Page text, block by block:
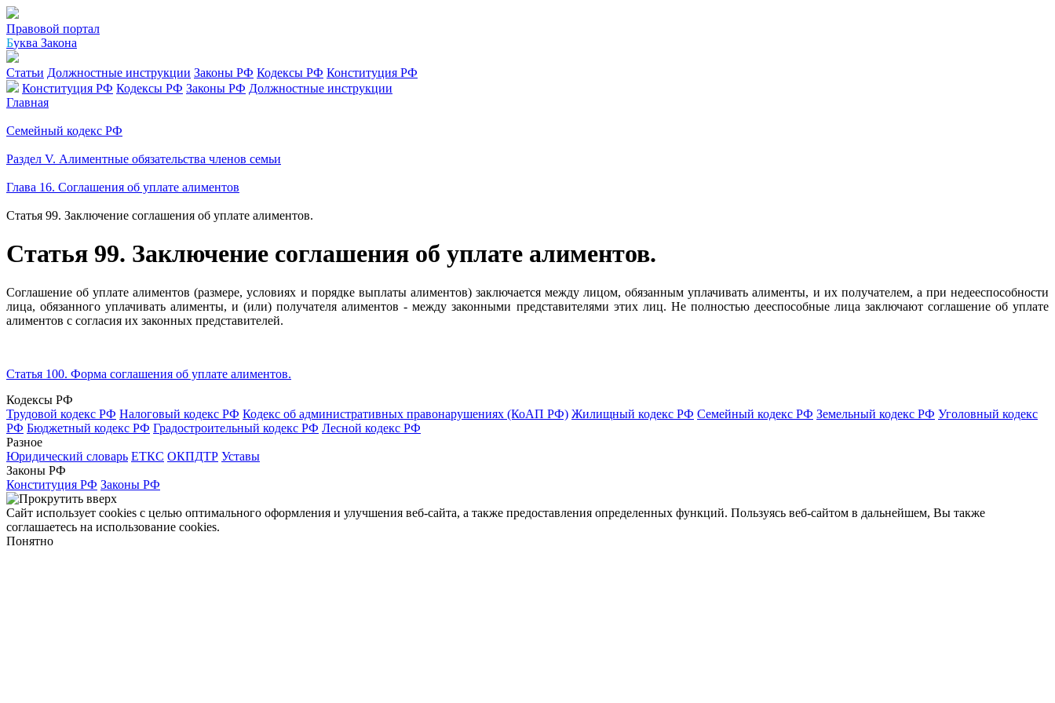
Правовой портал
Буква Закона
Статьи Должностные инструкции Законы РФ Кодексы РФ Конституция РФ
Конституция РФ Кодексы РФ Законы РФ Должностные инструкции
Главная
Семейный кодекс РФ
Раздел V. Алиментные обязательства членов семьи
Глава 16. Соглашения об уплате алиментов
Статья 99. Заключение соглашения об уплате алиментов.
Статья 99. Заключение соглашения об уплате алиментов.
Соглашение об уплате алиментов (размере, условиях и порядке выплаты алиментов) заключается между лицом, обязанным уплачивать алименты, и их получателем, а при недееспособности
лица, обязанного уплачивать алименты, и (или) получателя алиментов - между законными представителями этих лиц. Не полностью дееспособные лица заключают соглашение об уплате
алиментов с согласия их законных представителей.
Статья 100. Форма соглашения об уплате алиментов.
Кодексы РФ
Трудовой кодекс РФ Налоговый кодекс РФ Кодекс об административных правонарушениях (КоАП РФ) Жилищный кодекс РФ Семейный кодекс РФ Земельный кодекс РФ Уголовный кодекс
РФ Бюджетный кодекс РФ Градостроительный кодекс РФ Лесной кодекс РФ
Разное
Юридический словарь ЕТКС ОКПДТР Уставы
Законы РФ
Конституция РФ Законы РФ
Сайт использует cookies с целью оптимального оформления и улучшения веб-сайта, а также предоставления определенных функций. Пользуясь веб-сайтом в дальнейшем, Вы также
соглашаетесь на использование cookies.
Понятно